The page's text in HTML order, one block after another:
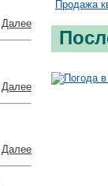
Далее
Далее
Далее
Продажа